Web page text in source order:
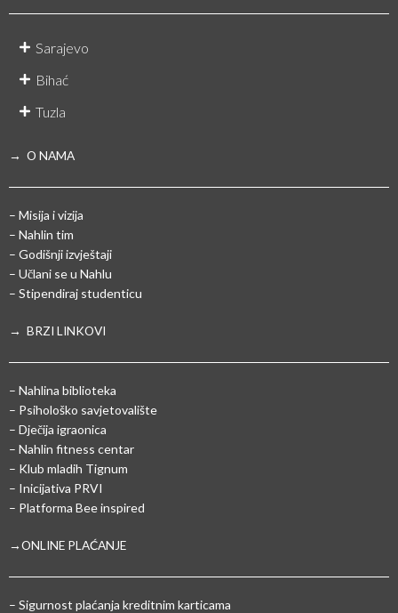
Sarajevo
Bihać
Tuzla
→ O NAMA
– Misija i vizija
– Nahlin tim
– Godišnji izvještaji
– Učlani se u Nahlu
– Stipendiraj studenticu
→ BRZI LINKOVI
– Nahlina biblioteka
– Psihološko savjetovalište
– Dječija igraonica
– Nahlin fitness centar
– Klub mladih Tignum
– Inicijativa PRVI
– Platforma Bee inspired
→ONLINE PLAĆANJE
– Sigurnost plaćanja kreditnim karticama